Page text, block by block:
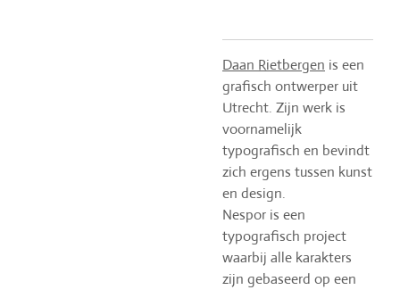
Daan Rietbergen is een
grafisch ontwerper uit
Utrecht. Zijn werk is
voornamelijk
typografisch en bevindt
zich ergens tussen kunst
en design.
Nespor is een
typografisch project
waarbij alle karakters
zijn gebaseerd op een